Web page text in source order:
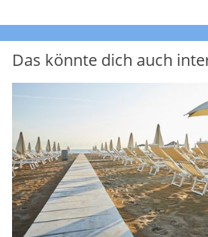
Das könnte dich auch